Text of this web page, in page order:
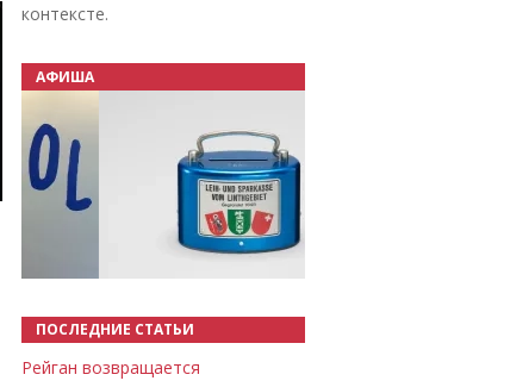
контексте.
АФИША
ПОСЛЕДНИЕ СТАТЬИ
Рейган возвращается